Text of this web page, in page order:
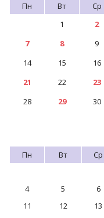
Пн
Вт Ср
1
2
7
8 9
14
15 16
21
22 23
28
29 30
Пн
Вт Ср
4
5 6
11
12 13